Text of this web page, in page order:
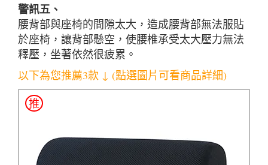
警訊五、
腰背部與座椅的間隙太大，造成腰背部無法服貼
於座椅，讓背部懸空，使腰椎承受太大壓力無法
釋壓，坐著依然很疲累。
以下為您推薦3款 ↓ (點選圖片可看商品詳細)
推